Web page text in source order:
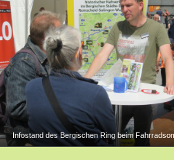
Infostand des Bergischen Ring beim